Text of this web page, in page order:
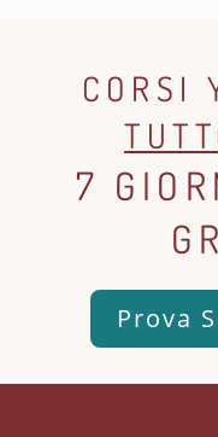
CORSI
7
Prova